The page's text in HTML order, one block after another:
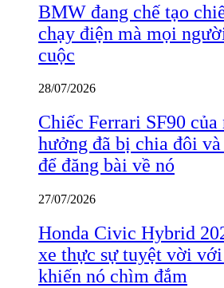
BMW đang chế tạo
chạy điện mà mọi
cuộc
28/07/2026
Chiếc Ferrari SF90
hưởng đã bị chia đôi
để đăng bài về nó
27/07/2026
Honda Civic Hybrid
xe thực sự tuyệt vời
khiến nó chìm đắm